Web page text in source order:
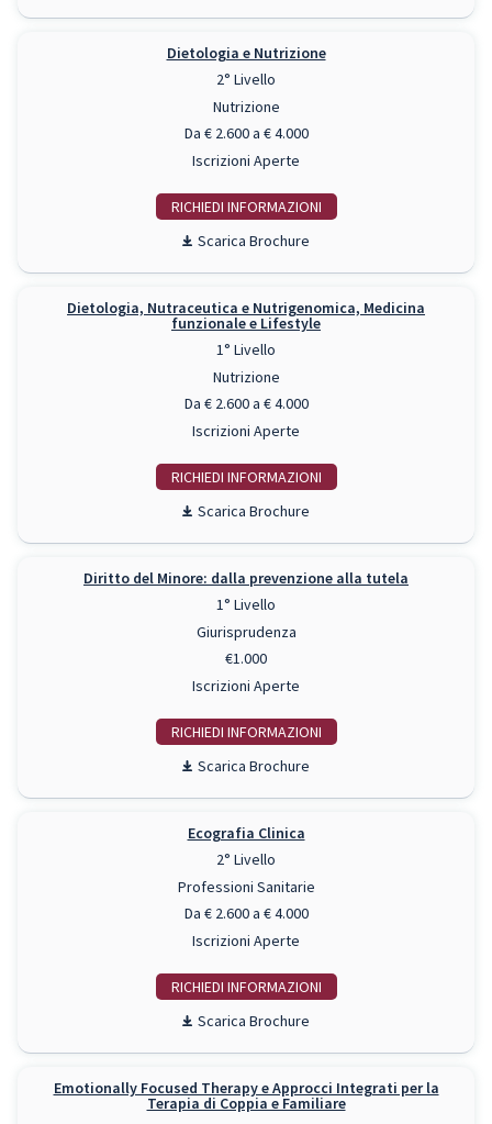
Dietologia e Nutrizione
2° Livello
Nutrizione
Da € 2.600 a € 4.000
Iscrizioni Aperte
RICHIEDI INFO
Scarica Brochure
Dietologia, Nutraceutica e Nutrigenomica, Medicina
funzionale e Lifestyle
1° Livello
Nutrizione
Da € 2.600 a € 4.000
Iscrizioni Aperte
RICHIEDI INFO
Scarica Brochure
Diritto del Minore: dalla prevenzione alla tutela
1° Livello
Giurisprudenza
€1.000
Iscrizioni Aperte
RICHIEDI INFO
Scarica Brochure
Ecografia Clinica
2° Livello
Professioni Sanitarie
Da € 2.600 a € 4.000
Iscrizioni Aperte
RICHIEDI INFO
Scarica Brochure
Emotionally Focused Therapy e Approcci Integrati per la
Terapia di Coppia e Familiare